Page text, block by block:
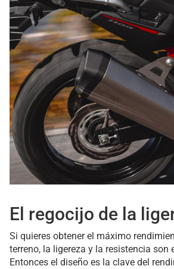
El regocijo de la
Si quieres obtener el máximo
terreno, la ligereza y la resistencia son
Entonces el diseño es la clave del